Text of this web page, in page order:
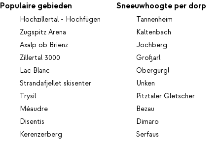
Populaire gebieden
Hochzillertal - Hochfügen
Zugspitz Arena
Axalp ob Brienz
Zillertal 3000
Lac Blanc
Strandafjellet skisenter
Trysil
Méaudre
Disentis
Kerenzerberg
Sneeuwhoogte per dorp
Tannenheim
Kaltenbach
Jochberg
Großarl
Obergurgl
Unken
Pitztaler Gletscher
Bezau
Dimaro
Serfaus